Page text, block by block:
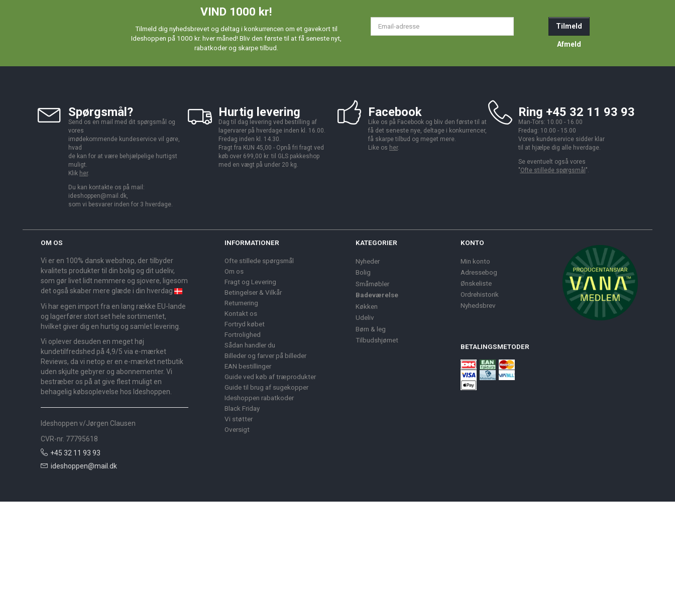
VIND 1000 kr!
Tilmeld dig nyhedsbrevet og deltag i konkurrencen om et gavekort til
Ideshoppen på 1000 kr. hver måned! Bliv den første til at få seneste nyt,
rabatkoder og skarpe tilbud.
Tilmeld
Afmeld
Spørgsmål?
Send os en mail med dit spørgsmål og
vores
imødekommende kundeservice vil gøre,
hvad
de kan for at være behjælpelige hurtigst
muligt.
Klik her.
Du kan kontakte os på mail:
ideshoppen@mail.dk,
som vi besvarer inden for 3 hverdage.
Hurtig levering
Dag til dag levering ved bestilling af
lagervarer på hverdage inden kl. 16.00.
Fredag inden kl. 14.30.
Fragt fra KUN 45,00 - Opnå fri fragt ved
køb over 699,00 kr. til GLS pakkeshop
med en vægt på under 20 kg.
Facebook
Like os på Facebook og bliv den første til at
få det seneste nye, deltage i konkurrencer,
få skarpe tilbud og meget mere.
Like os her.
Ring +45 32 11 93 93
Man-Tors: 10.00 - 16.00
Fredag: 10.00 - 15.00
Vores kundeservice sidder klar
til at hjælpe dig alle hverdage.
Se eventuelt også vores
"Ofte stillede spørgsmål ".
OM OS
Vi er en 100% dansk webshop, der tilbyder
kvalitets produkter til din bolig og dit udeliv,
som gør livet lidt nemmere og sjovere, ligesom
det også skaber mere glæde i din hverdag
Vi har egen import fra en lang række EU-lande
og lagerfører stort set hele sortimentet,
hvilket giver dig en hurtig og samlet levering.
Vi oplever desuden en meget høj
kundetilfredshed på 4,9/5 via e-mærket
Reviews, da vi netop er en e-mærket netbutik
uden skjulte gebyrer og abonnementer. Vi
bestræber os på at give flest muligt en
behagelig købsoplevelse hos Ideshoppen.
Ideshoppen v/Jørgen Clausen
CVR-nr. 77795618
+45 32 11 93 93
ideshoppen@mail.dk
INFORMATIONER
Ofte stillede spørgsmål
Om os
Fragt og Levering
Betingelser & Vilkår
Returnering
Kontakt os
Fortryd købet
Fortrolighed
Sådan handler du
Billeder og farver på billeder
EAN bestillinger
Guide ved køb af træprodukter
Guide til brug af sugekopper
Ideshoppen rabatkoder
Black Friday
Vi støtter
Oversigt
KATEGORIER
Nyheder
Bolig
Småmøbler
Badeværelse
Køkken
Udeliv
Børn & leg
Tilbudshjørnet
KONTO
Min konto
Adressebog
Ønskeliste
Ordrehistorik
Nyhedsbrev
BETALINGSMETODER